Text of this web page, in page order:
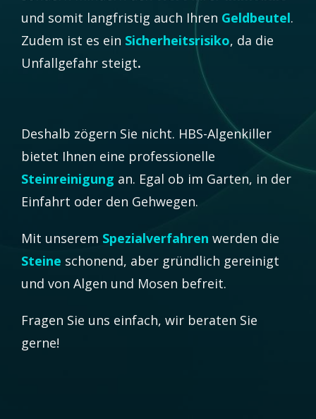
und somit langfristig auch Ihren Geldbeutel.
Zudem ist es ein Sicherheitsrisiko, da die
Unfallgefahr steigt.
Deshalb zögern Sie nicht. HBS-Algenkiller
bietet Ihnen eine professionelle
Steinreinigung an. Egal ob im Garten, in der
Einfahrt oder den Gehwegen.
Mit unserem Spezialverfahren werden die
Steine schonend, aber gründlich gereinigt
und von Algen und Mosen befreit.
Fragen Sie uns einfach, wir beraten Sie
gerne!